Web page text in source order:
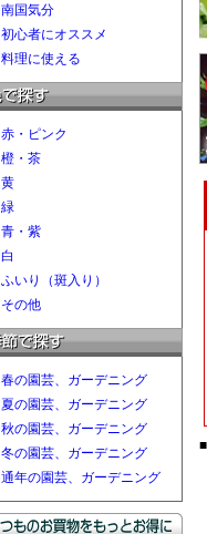
南国気分
初心者にオススメ
料理に使える
赤・ピンク
橙・茶
黄
緑
青・紫
白
ふいり（斑入り）
その他
春の園芸、ガーデニング
夏の園芸、ガーデニング
秋の園芸、ガーデニング
冬の園芸、ガーデニング
通年の園芸、ガーデニング